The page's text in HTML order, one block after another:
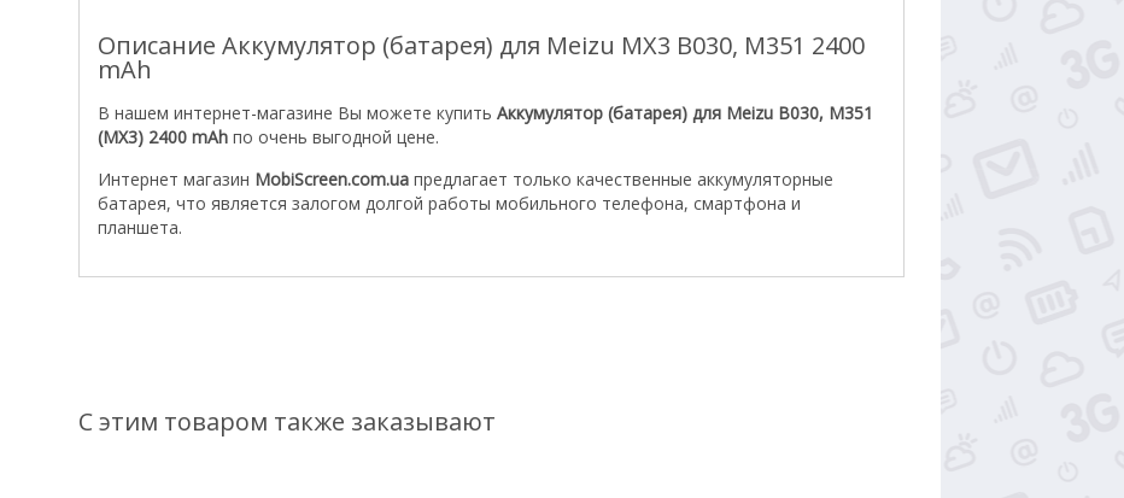
Описание Аккумулятор (батарея) для Meizu MX3 B030, M351 2400
mAh
В нашем интернет-магазине Вы можете купить Аккумулятор (батарея) для Meizu B030, M351
(MX3) 2400 mAh по очень выгодной цене.
Интернет магазин MobiScreen.com.ua предлагает только качественные аккумуляторные
батарея, что является залогом долгой работы мобильного телефона, смартфона и
планшета.
С этим товаром также заказывают